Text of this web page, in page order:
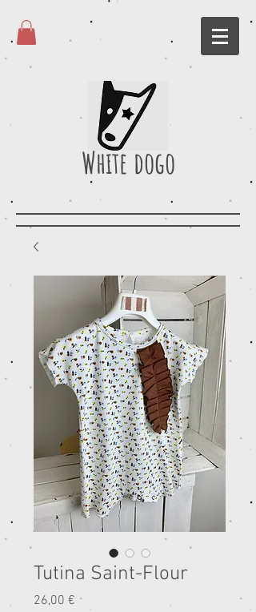
White dogo
Tutina Saint-Flour
26,00 € Prezzo